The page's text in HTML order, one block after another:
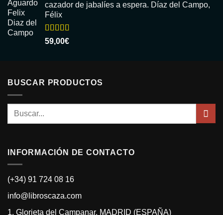
cazador de jabalíes a espera. Díaz del Campo,
Félix
Valorado
con
59,00€
BUSCAR PRODUCTOS
Buscar
INFORMACIÓN DE CONTACTO
(+34) 91 724 08 16
info@libroscaza.com
1, Glorieta del Campanar, MADRID (ESPAÑA)